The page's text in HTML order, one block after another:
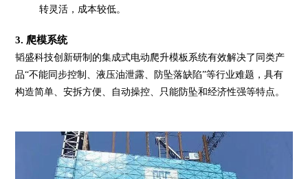
转灵活，成本较低。
3. 爬模系统
韬盛科技创新研制的集成式电动爬升模板系统有效解决了同类产
品“不能同步控制、液压油泄露、防坠落缺陷”等行业难题，具有
构造简单、安拆方便、自动操控、只能防坠和经济性强等特点。